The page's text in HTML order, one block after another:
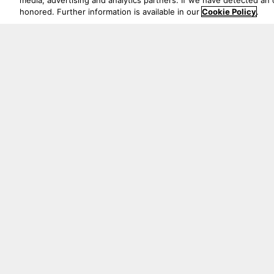
honored. Further information is available in our Cookie Policy.